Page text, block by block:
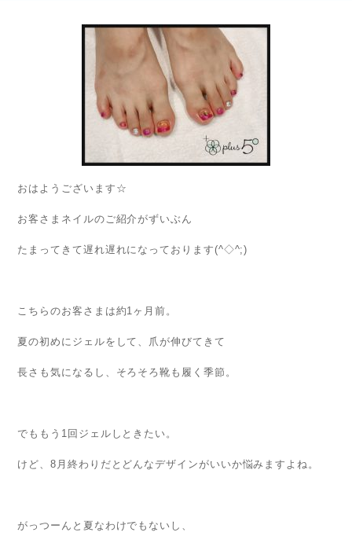
おはようございます ☆
お客さまネイルのご紹介がずいぶん
たまってきて遅れ遅れになっております(^◇^;)
こちらのお客さまは約1ヶ月前。
夏の初めにジェルをして、爪が伸びてきて
長さも気になるし、そろそろ靴も履く季節。
でももう1回ジェルしときたい。
けど、8月終わりだとどんなデザインがいいか悩みますよね。
がっつーんと夏なわけでもないし、